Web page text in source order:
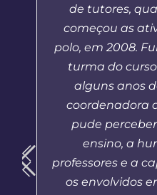
de tutores,
começou as
polo, em 2008.
turma do
alguns anos
coordenadora
pude
ensino, a
professores e a
os envolvidos